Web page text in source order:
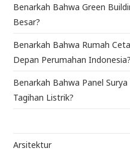
Benarkah Bahwa Green
Besar?
Benarkah Bahwa Rumah
Depan Perumahan Indonesia?
Benarkah Bahwa Panel
Tagihan Listrik?
Arsitektur